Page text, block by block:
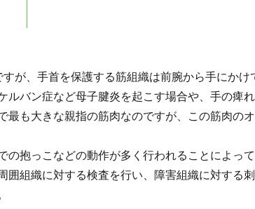
が、手首を保護する筋組織は前腕から手にかけ
バン症など母子腱炎を起こす場合や、手の痺
も大きな親指の筋肉なのですが、この筋肉の
抱っこなどの動作が多く行われることによって
組織に対する検査を行い、障害組織に対する